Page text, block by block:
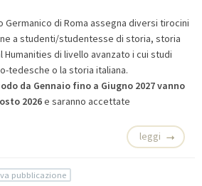
di Roma assegna diversi tirocini
a studenti/studentesse di storia, storia
Humanities di livello avanzato i cui studi
tedesche o la storia italiana.
da Gennaio fino a Giugno 2027 vanno
2026e saranno accettate
leggi
pubblicazione